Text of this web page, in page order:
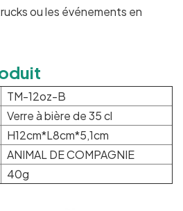
ou les événements en
TM-12oz-B
Verre à bière de 35 cl
H12cm*L8cm*5,1cm
ANIMAL DE COMPAGNIE
40g